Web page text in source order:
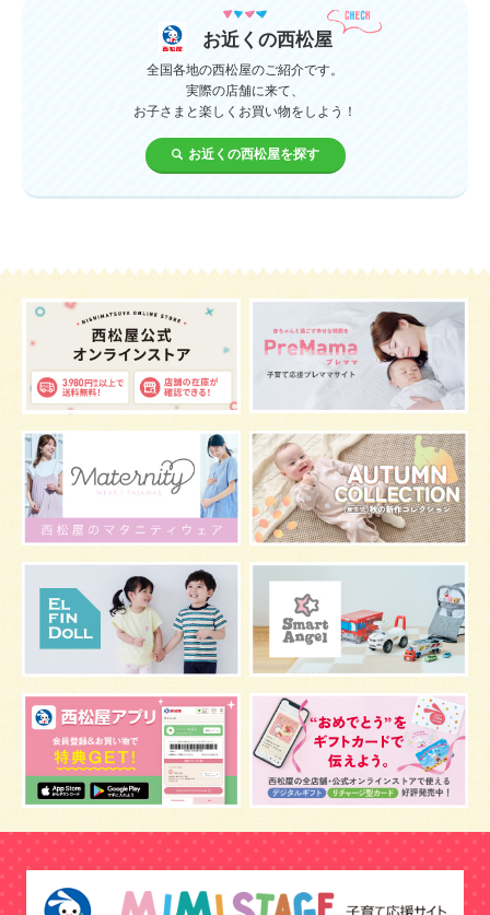
ベビーカー
おむつ 出産準備
遊ぶ 夏 イヤイヤ期
あせも 汗 エアコン
適切温度 帽子 授乳 チャイルドシート
ベビー服 小学生 家族写真 産休 お昼寝
改善 枕 メニュー
グッズ お七夜 お宮参り 初節句
肌 抱っこ スキンケア お肌
マタニティウェア おしゃぶり 絵本 肌着
夜間断乳 お風呂 嫌がる うんち 髪の毛
視力 虫よけ
骨盤ベルトの基礎知識 骨盤ベルトの効果 栄養素
保存 マスク 予防
骨盤ベルトの注意点 感染症 双子
しこり おっぱい 水着 安全対策 おすすめ
マザーバッグ 予防注射 幼児期 アレルギー
反抗期 双胎妊娠 便秘 うなぎ 乳幼児
抜け毛 おしゃれ 目 風邪
お近くの西松屋
全国各地の西松屋のご紹介です。
実際の店舗に来て、
お子さまと楽しくお買い物をしよう！
お近くの西松屋を探す